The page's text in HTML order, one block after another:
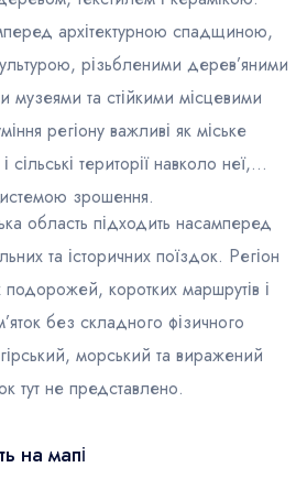
архітектурною спадщиною,
різьбленими дерев’яними
музеями та стійкими місцевими
регіону важливі як міське
території навколо неї,
зрошення.
область підходить насамперед
та історичних поїздок. Регіон
коротких маршрутів і
без складного фізичного
морський та виражений
тут не представлено.
на мапі